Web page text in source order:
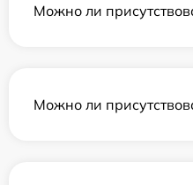
Можно ли
Можно ли